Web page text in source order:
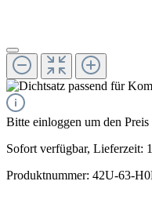
Bitte einloggen um den Preis
Sofort verfügbar, Lieferzeit:
Produktnummer: 42U-63-